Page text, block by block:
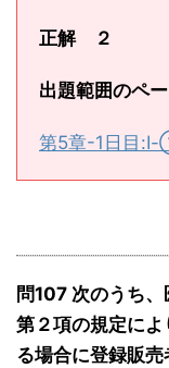
正解 ２
出題範囲のペ
第5章-1日目
問107 次のうち
第２項の規定に
る場合に登録販売